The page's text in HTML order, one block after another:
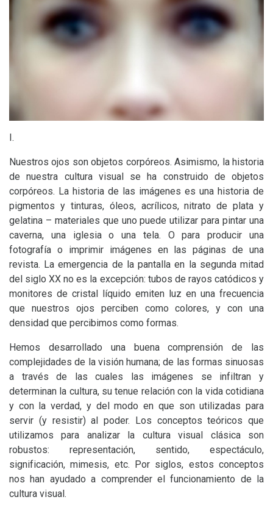
I.
Nuestros ojos son objetos corpóreos. Asimismo, la historia
de nuestra cultura visual se ha construido de objetos
corpóreos. La historia de las imágenes es una historia de
pigmentos y tinturas, óleos, acrílicos, nitrato de plata y
gelatina – materiales que uno puede utilizar para pintar una
caverna, una iglesia o una tela. O para producir una
fotografía o imprimir imágenes en las páginas de una
revista. La emergencia de la pantalla en la segunda mitad
del sigloXX no es la excepción: tubos de rayos catódicos y
monitores de cristal líquido emiten luz en una frecuencia
que nuestros ojos perciben como colores, y con una
densidad que percibimos como formas.
Hemos desarrollado una buena comprensión de las
complejidades de la visión humana; de las formas sinuosas
a través de las cuales las imágenes se infiltran y
determinan la cultura, su tenue relación con la vida cotidiana
y con la verdad, y del modo en que son utilizadas para
servir (y resistir) al poder. Los conceptos teóricos que
utilizamos para analizar la cultura visual clásica son
robustos: representación, sentido, espectáculo,
significación, mimesis, etc. Por siglos, estos conceptos
nos han ayudado a comprender el funcionamiento de la
cultura visual.